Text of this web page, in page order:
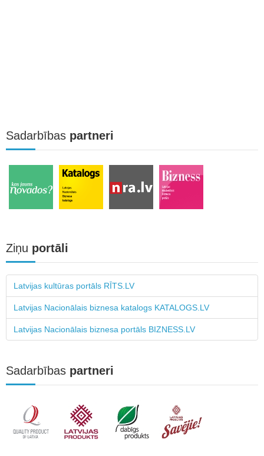
Sadarbības partneri
Ziņu portāli
Latvijas kultūras portāls RĪTS.LV
Latvijas Nacionālais biznesa katalogs KATALOGS.LV
Latvijas Nacionālais biznesa portāls BIZNESS.LV
Sadarbības partneri